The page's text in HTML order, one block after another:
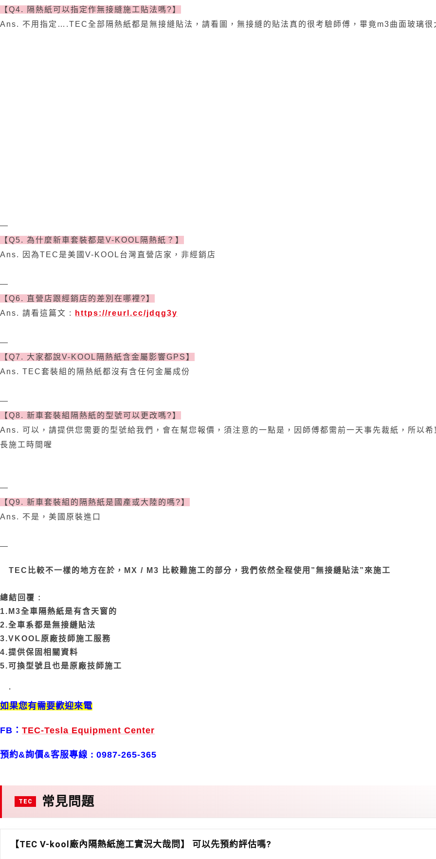
【Q4. 隔熱紙可以指定作無接縫施工貼法嗎?】
Ans. 不用指定….TEC全部隔熱紙都是無接縫貼法，請看圖，無接縫的貼法真的很考驗師傅，畢竟m3曲面玻璃很
—
【Q5. 為什麼新車套裝都是V-KOOL隔熱紙？】
Ans. 因為TEC是美國V-KOOL台灣直營店家，非經銷店
—
【Q6. 直營店跟經銷店的差別在哪裡?】
Ans. 請看這篇文 :
https://reurl.cc/jdqg3y
—
【Q7. 大家都說V-KOOL隔熱紙含金屬影響GPS】
Ans. TEC套裝組的隔熱紙都沒有含任何金屬成份
—
【Q8. 新車套裝組隔熱紙的型號可以更改嗎?】
Ans. 可以，請提供您需要的型號給我們，會在幫您報價，須注意的一點是，因師傅都需前一天事先裁紙，所以
長施工時間喔
—
【Q9. 新車套裝組的隔熱紙是國產或大陸的嗎?】
Ans. 不是，美國原裝進口
—
TEC比較不一樣的地方在於，MX / M3 比較難施工的部分，我們依然全程使用”無接縫貼法”來施工
總結回覆 :
1.M3全車隔熱紙是有含天窗的
2.全車系都是無接縫貼法
3.VKOOL原廠技師施工服務
4.提供保固相關資料
5.可換型號且也是原廠技師施工
.
如果您有需要歡迎來電
FB： TEC-Tesla Equipment Center
預約&詢價&客服專線 : 0987-265-365
常見問題
【TEC V-kool廠內隔熱紙施工實況大哉問】 可以先預約評估嗎?